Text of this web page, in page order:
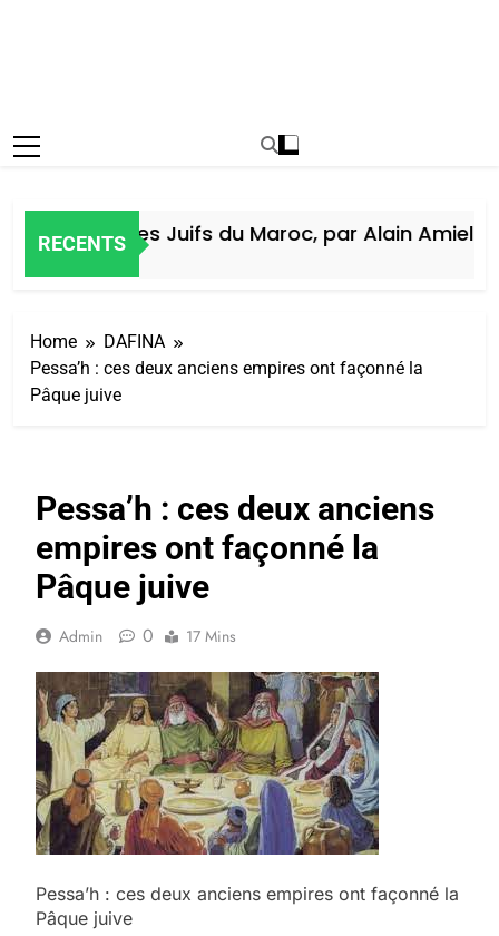
RECENTS
Histoire des Juifs du Maroc, par Alain Amiel
Home
DAFINA
Pessa’h : ces deux anciens empires ont façonné la
Pâque juive
Pessa’h : ces deux anciens
empires ont façonné la
Pâque juive
Admin 0 17 Mins
Pessa’h : ces deux anciens empires ont façonné la
Pâque juive